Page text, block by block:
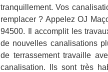
tranquillement. Vos
remplacer ? Appelez OJ
94500. Il accomplit les
de nouvelles canalisations
de terrassement travaille
canalisation. Ils sont très